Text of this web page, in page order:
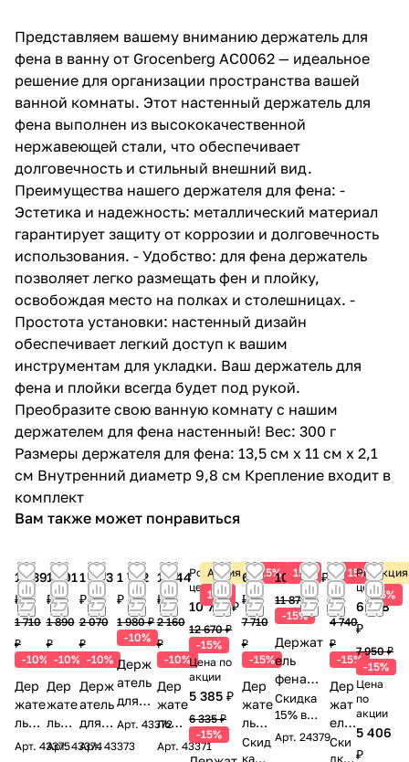
Представляем вашему вниманию держатель для
фена в ванну от Grocenberg AC0062 — идеальное
решение для организации пространства вашей
ванной комнаты. Этот настенный держатель для
фена выполнен из высококачественной
нержавеющей стали, что обеспечивает
долговечность и стильный внешний вид.
Преимущества нашего держателя для фена: -
Эстетика и надежность: металлический материал
гарантирует защиту от коррозии и долговечность
использования. - Удобство: для фена держатель
позволяет легко размещать фен и плойку,
освобождая место на полках и столешницах. -
Простота установки: настенный дизайн
обеспечивает легкий доступ к вашим
инструментам для укладки. Ваш держатель для
фена и плойки всегда будет под рукой.
Преобразите свою ванную комнату с нашим
держателем для фена настенный! Вес: 300 г
Размеры держателя для фена: 13,5 см х 11 см х 2,1
см Внутренний диаметр 9,8 см Крепление входит в
комплект
Вам также может понравиться
1 539
₽
1 710
₽
-10%
Дер
жате
ль
для
Арт. 43375
1 701
₽
1 890
₽
-10%
Дер
жате
ль
для
Арт.43374
1 863
₽
2 070
₽
-10%
Держ
атель
для
фена
Арт.43373
1 782
₽
1 980 ₽
-10%
Держ
атель
для
фена
nberg
Арт.43372
1 944
₽
2 160
₽
-10%
Дер
жате
ль
для
Арт. 43371
Акция
15%
Розничная
цена
10 770 ₽
12 670 ₽
-15%
Цена по
акции
5 385 ₽
6 335 ₽
-15%
15%
6 554
₽
7 710
₽
-15%
Дер
жате
ль
фена
Wass
Скид
ка
15%
10 090 ₽
11 870 ₽
-15%
Держат
ель
фена
WasserK
RAFT K-
1080PO
Скидка
15% в
подарок!
Арт.24379
15%
4 029
₽
4 740
₽
-15%
Дер
жат
ель
фен
а
Ски
дка
Акция
15%
цена
6 758
₽
7 950 ₽
-15%
Цена
по
акции
5 406
₽